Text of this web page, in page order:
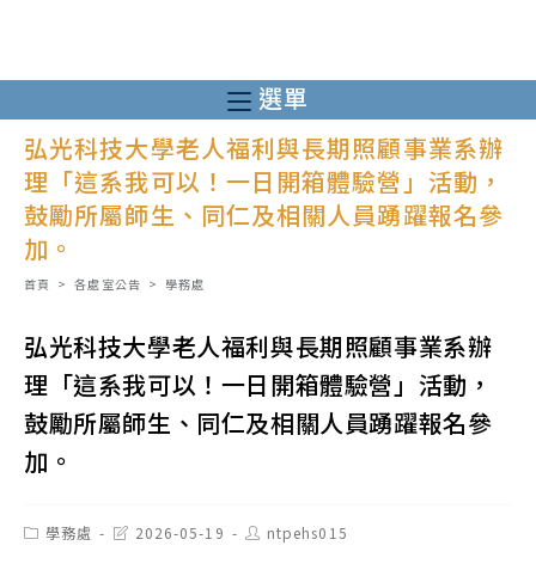
至
主
內
容
選單
弘光科技大學老人福利與長期照顧事業系辦
理「這系我可以！一日開箱體驗營」活動，
鼓勵所屬師生、同仁及相關人員踴躍報名參
加。
首頁 > 各處室公告 > 學務處
弘光科技大學老人福利與長期照顧事業系辦
理「這系我可以！一日開箱體驗營」活動，
鼓勵所屬師生、同仁及相關人員踴躍報名參
加。
Post學務處
Post2026-05-19
Post
author:
ntpehs015